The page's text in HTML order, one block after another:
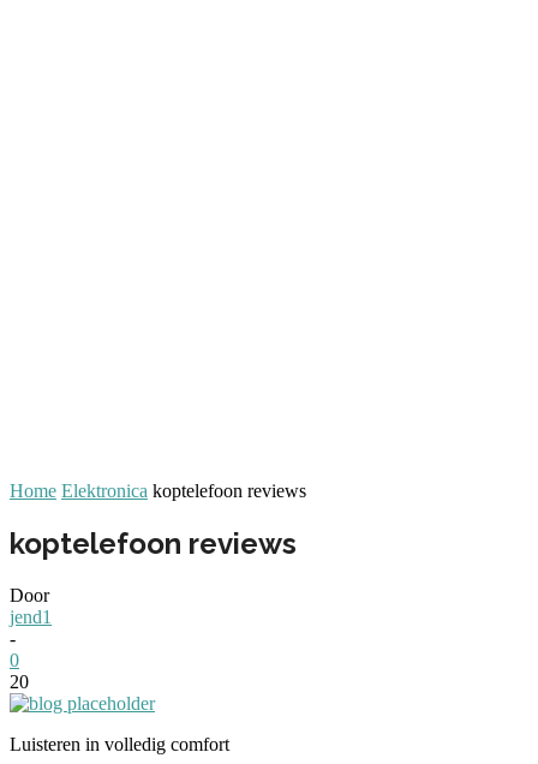
Home Elektronica koptelefoon reviews
koptelefoon reviews
Door
jend1
-
0
20
Luisteren in volledig comfort